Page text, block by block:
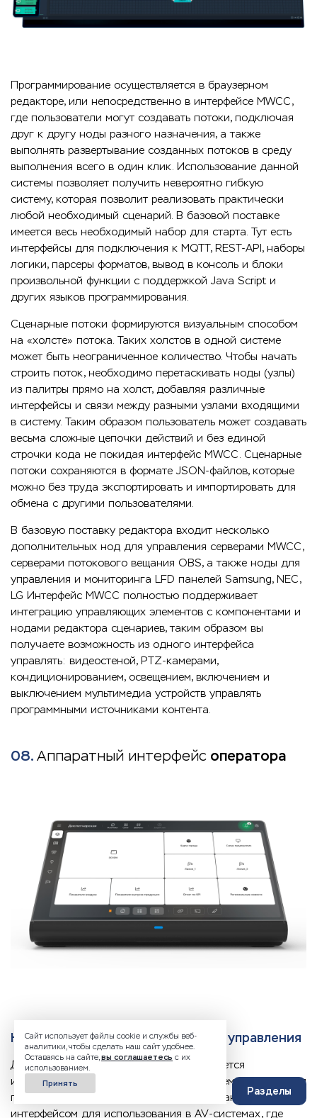
Разделы
Программирование осуществляется в браузерном
редакторе, или непосредственно в интерфейсе MWCC,
где пользователи могут создавать потоки, подключая
друг к другу ноды разного назначения, а также
выполнять развертывание созданных потоков в среду
выполнения всего в один клик. Использование данной
системы позволяет получить невероятно гибкую
систему, которая позволит реализовать практически
любой необходимый сценарий. В базовой поставке
имеется весь необходимый набор для старта. Тут есть
интерфейсы для подключения к MQTT, REST-API, наборы
логики, парсеры форматов, вывод в консоль и блоки
произвольной функции с поддержкой Java Script и
других языков программирования.
Сценарные потоки формируются визуальным способом
на «холсте» потока. Таких холстов в одной системе
может быть неограниченное количество. Чтобы начать
строить поток, необходимо перетаскивать ноды (узлы)
из палитры прямо на холст, добавляя различные
интерфейсы и связи между разными узлами входящими
в систему. Таким образом пользователь может создавать
весьма сложные цепочки действий и без единой
строчки кода не покидая интерфейс MWCC. Сценарные
потоки сохраняются в формате JSON-файлов, которые
можно без труда экспортировать и импортировать для
обмена с другими пользователями.
В базовую поставку редактора входит несколько
дополнительных нод для управления серверами MWCC,
серверами потокового вещания OBS, а также ноды для
управления и мониторинга LFD панелей Samsung, NEC,
LG Интерфейс MWCC полностью поддерживает
интеграцию управляющих элементов c компонентами и
нодами редактора сценариев, таким образом вы
получаете возможность из одного интерфейса
управлять: видеостеной, PTZ-камерами,
кондиционированием, освещением, включением и
выключением мультимедиа устройств управлять
программными источниками контента.
08.Аппаратный интерфейс оператора
Настраиваемая сенсорная панель управления
Для управления видеостеной рекомендуется
использовать индивидуально настраиваемую сенсорная
панель 7-10" со специально оптимизированным
интерфейсом для использования в AV-системах, где
Сайт использует файлы cookie и службы веб-
аналитики, чтобы сделать наш сайт удобнее.
Оставаясь на сайте,вы соглашаетесь с их
использованием.
Принять